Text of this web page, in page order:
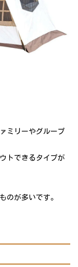
ミリーやグループ
トできるタイプが
のが多いです。